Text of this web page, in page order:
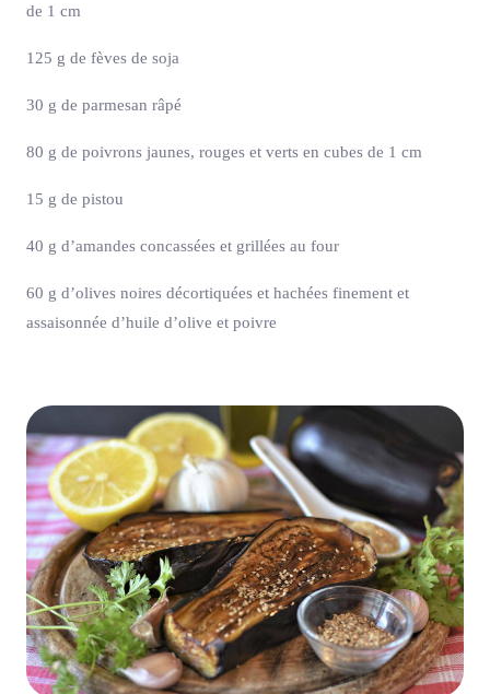
de 1 cm
125 g de fèves de soja
30 g de parmesan râpé
80 g de poivrons jaunes, rouges et verts en cubes de 1 cm
15 g de pistou
40 g d’amandes concassées et grillées au four
60 g d’olives noires décortiquées et hachées finement et
assaisonnée d’huile d’olive et poivre